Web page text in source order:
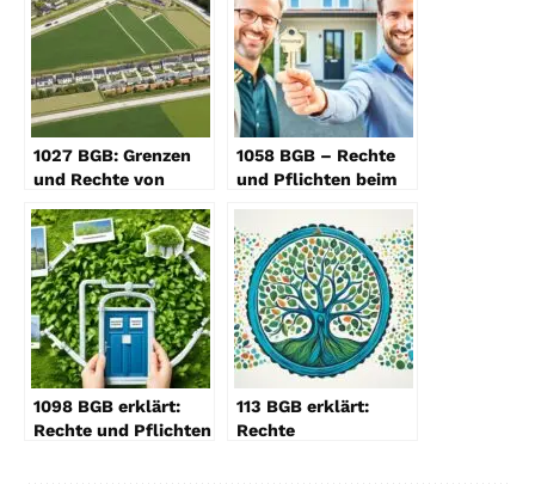
1027 BGB: Grenzen
und Rechte von
1058 BGB – Rechte
und Pflichten beim
1098 BGB erklärt:
Rechte und Pflichten
113 BGB erklärt:
Rechte